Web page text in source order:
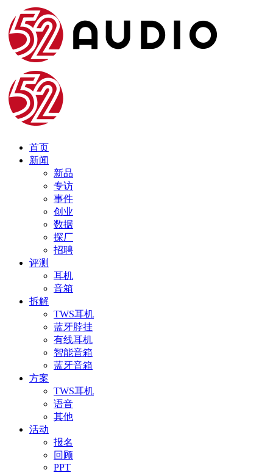
首页
新闻
新品
专访
事件
创业
数据
探厂
招聘
评测
耳机
音箱
拆解
TWS耳机
蓝牙脖挂
有线耳机
智能音箱
蓝牙音箱
方案
TWS耳机
语音
其他
活动
报名
回顾
PPT